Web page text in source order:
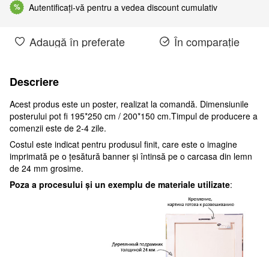
% Autentificați-vă pentru a vedea discount cumulativ
Adaugă în preferate În comparație
Descriere
Acest produs este un poster, realizat la comandă. Dimensiunile
posterului pot fi 195*250 cm / 200*150 cm.Timpul de producere a
comenzii este de 2-4 zile.
Costul este indicat pentru produsul finit, care este o imagine
imprimată pe o țesătură banner și întinsă pe o carcasa din lemn
de 24 mm grosime.
Poza a procesului și un exemplu de materiale utilizate: